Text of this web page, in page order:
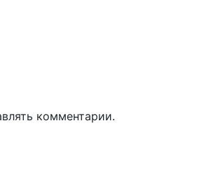
комментарии.